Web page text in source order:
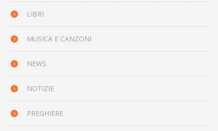
LIBRI
MUSICA E CANZONI
NEWS
NOTIZIE
PREGHIERE